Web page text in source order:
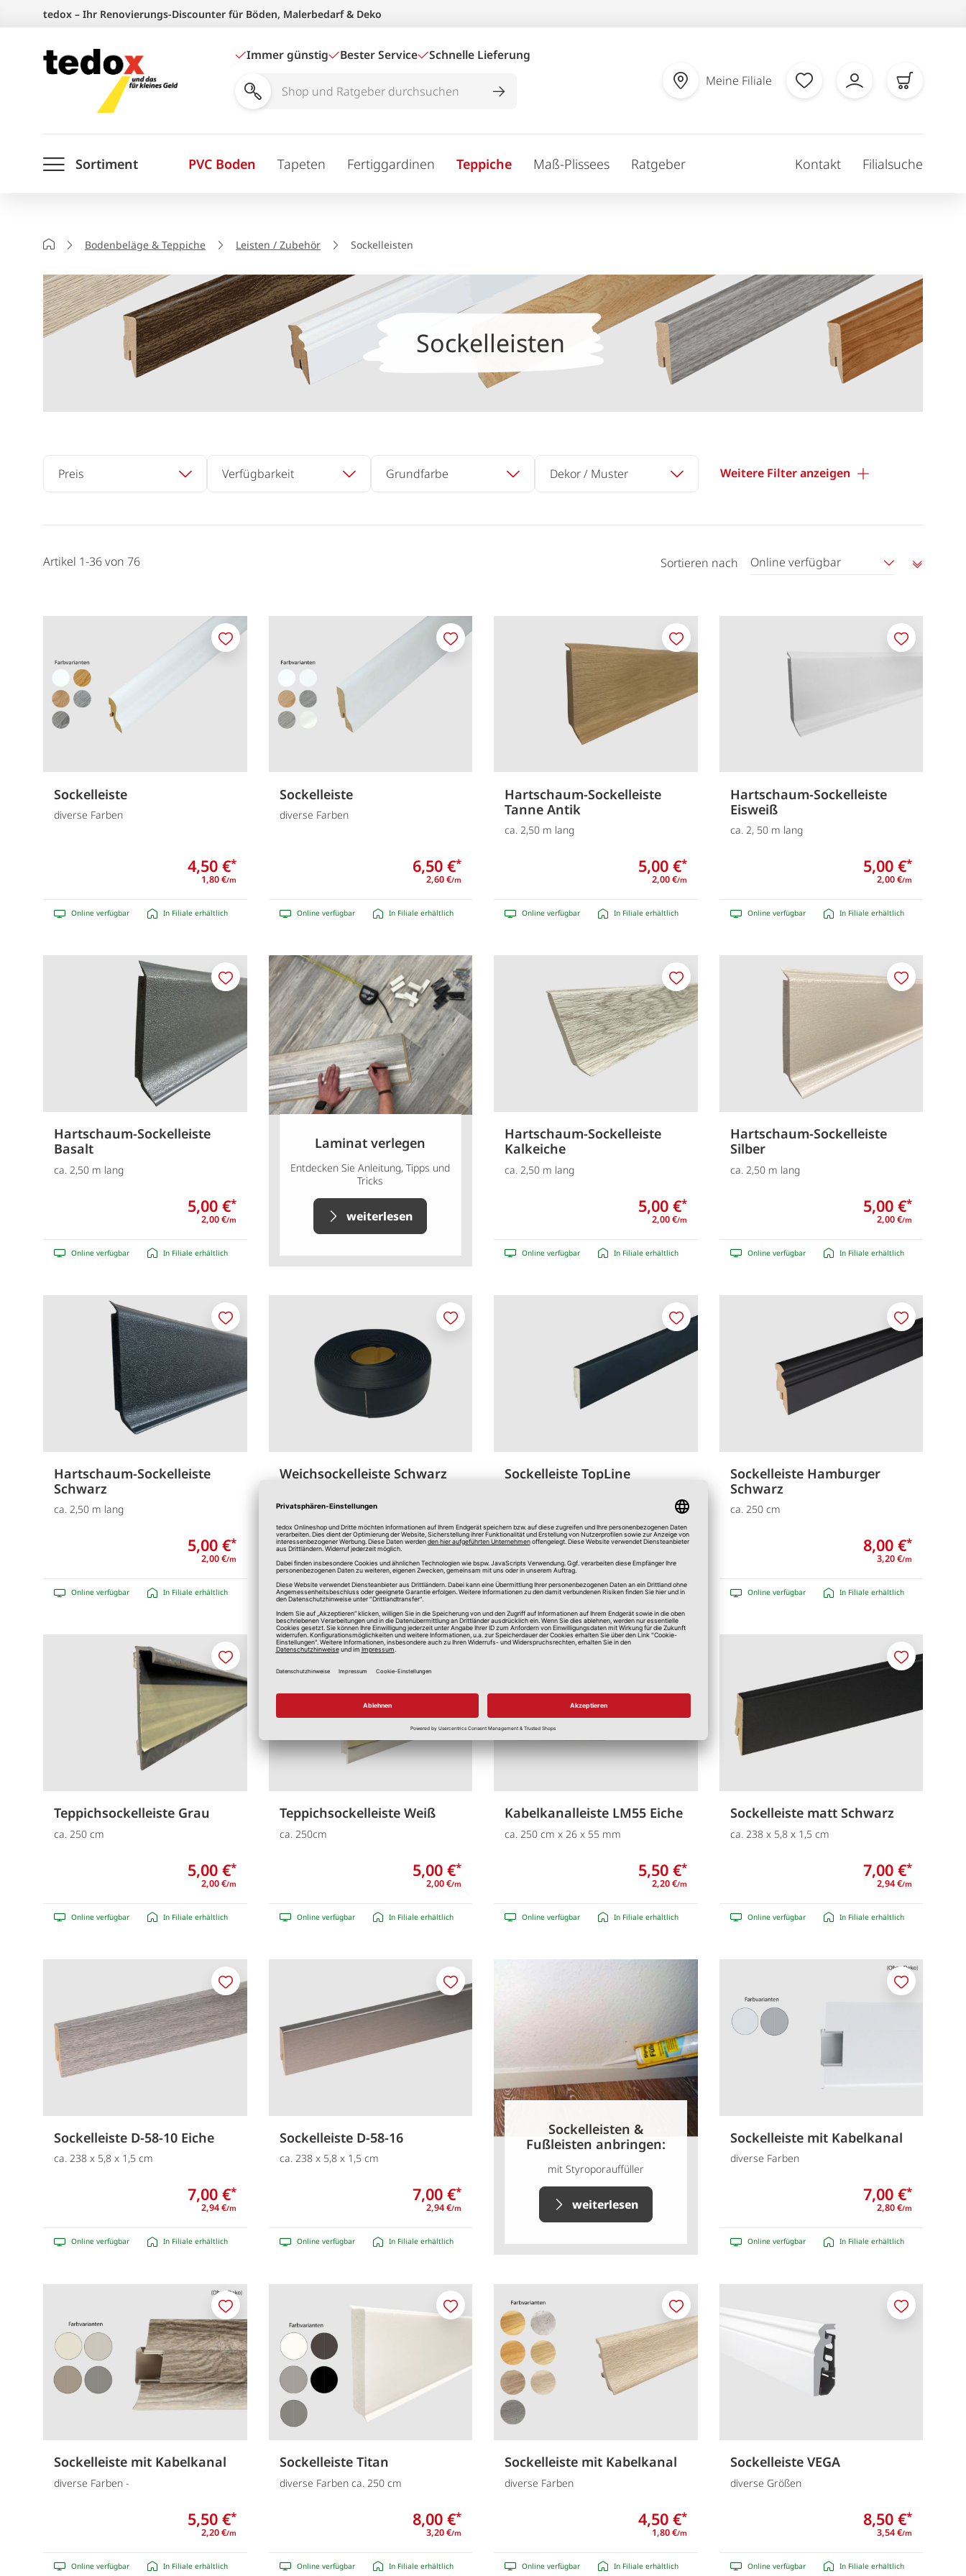
springen
tedox – Ihr Renovierungs-Discounter für Böden, Malerbedarf & Deko
Immer günstig Bester Service Schnelle Lieferung
Shop
durchsuchen
Meine Filiale
Sortiment PVC Boden Tapeten Fertiggardinen Teppiche Maß-Plissees Ratgeber Kontakt Filialsuche
StartseiteBodenbeläge & Teppiche Leisten / Zubehör Sockelleisten
Sockelleisten
Preis Verfügbarkeit Grundfarbe Dekor / Muster Weitere Filter anzeigen
Artikel 1-36von 76 Sortieren nach Online verfügbar
Sockelleiste
diverse Farben
4,50 €*
1,80 €/m
Online verfügbar In Filiale erhältlich
Merken
Sockelleiste
diverse Farben
6,50 €*
2,60 €/m
Online verfügbar In Filiale erhältlich
Merken
Hartschaum-Sockelleiste
Tanne Antik
ca. 2,50 m lang
5,00 €*
2,00 €/m
Online verfügbar In Filiale erhältlich
Merken
Hartschaum-Sockelleiste
Eisweiß
ca. 2, 50 m lang
5,00 €*
2,00 €/m
Online verfügbar In Filiale erhältlich
Merken
Hartschaum-Sockelleiste
Basalt
ca. 2,50 m lang
5,00 €*
2,00 €/m
Online verfügbar In Filiale erhältlich
Merken
Laminat verlegen
Entdecken Sie Anleitung, Tipps und
Tricks
weiterlesen
Hartschaum-Sockelleiste
Kalkeiche
ca. 2,50 m lang
5,00 €*
2,00 €/m
Online verfügbar In Filiale erhältlich
Merken
Hartschaum-Sockelleiste
Silber
ca. 2,50 m lang
5,00 €*
2,00 €/m
Online verfügbar In Filiale erhältlich
Merken
Hartschaum-Sockelleiste
Schwarz
ca. 2,50 m lang
5,00 €*
2,00 €/m
Online verfügbar In Filiale erhältlich
Merken
Weichsockelleiste Schwarz
ca. 50 x 15 mm
17,00 €*
1,13 € /m
Online verfügbar In Filiale erhältlich
Merken
Sockelleiste TopLine
8,00 €*
3,20 €
Online verfügbar In Filiale erhältlich
Merken
Sockelleiste Hamburger
Schwarz
ca. 250 cm
8,00 €*
3,20 €/m
Online verfügbar In Filiale erhältlich
Merken
Teppichsockelleiste Grau
ca. 250 cm
5,00 €*
2,00 €/m
Online verfügbar In Filiale erhältlich
Merken
Teppichsockelleiste Weiß
ca. 250cm
5,00 €*
2,00 €/m
Online verfügbar In Filiale erhältlich
Kabelkanalleiste LM55 Eiche
ca. 250 cm x 26 x 55 mm
5,50 €*
2,20 €/m
Online verfügbar In Filiale erhältlich
Sockelleiste matt Schwarz
ca. 238 x 5,8 x 1,5 cm
7,00 €*
2,94 €/m
Online verfügbar In Filiale erhältlich
Merken
Sockelleiste D-58-10 Eiche
ca. 238 x 5,8 x 1,5 cm
7,00 €*
2,94 €/m
Online verfügbar In Filiale erhältlich
Merken
Sockelleiste D-58-16
ca. 238 x 5,8 x 1,5 cm
7,00 €*
2,94 €/m
Online verfügbar In Filiale erhältlich
Merken
Sockelleisten &
Fußleisten anbringen:
mit Styroporauffüller
weiterlesen
Sockelleiste mit Kabelkanal
diverse Farben
7,00 €*
2,80 €/m
Online verfügbar In Filiale erhältlich
Merken
Sockelleiste mit Kabelkanal
diverse Farben -
5,50 €*
2,20 €/m
Online verfügbar In Filiale erhältlich
Merken
Sockelleiste Titan
diverse Farben ca. 250 cm
8,00 €*
3,20 €/m
Online verfügbar In Filiale erhältlich
Merken
Sockelleiste mit Kabelkanal
diverse Farben
4,50 €*
1,80 €/m
Online verfügbar In Filiale erhältlich
Merken
Sockelleiste VEGA
diverse Größen
8,50 €*
3,54 €/m
Online verfügbar In Filiale erhältlich
Merken